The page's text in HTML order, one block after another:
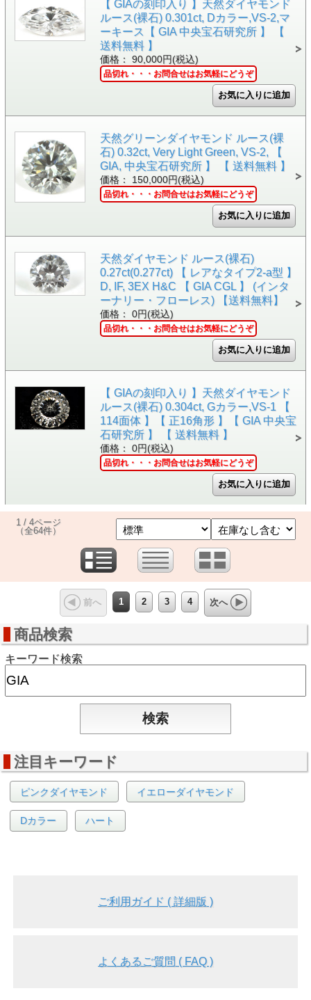
【 GIAの刻印入り 】天然ダイヤモンド
ルース(裸石) 0.301ct, Dカラー,VS-2,マ
ーキース【 GIA 中央宝石研究所 】 【
送料無料 】
価格： 90,000円(税込)
品切れ・・・お問合せはお気軽にどうぞ
天然グリーンダイヤモンド ルース(裸
石) 0.32ct, Very Light Green, VS-2, 【
GIA, 中央宝石研究所 】 【 送料無料 】
価格： 150,000円(税込)
品切れ・・・お問合せはお気軽にどうぞ
天然ダイヤモンド ルース(裸石)
0.27ct(0.277ct) 【 レアなタイプ2-a型 】
D, IF, 3EX H&C 【 GIA CGL 】 (インタ
ーナリー・フローレス) 【送料無料】
価格： 0円(税込)
品切れ・・・お問合せはお気軽にどうぞ
【 GIAの刻印入り 】天然ダイヤモンド
ルース(裸石) 0.304ct, Gカラー,VS-1 【
114面体 】【 正16角形 】【 GIA 中央宝
石研究所 】 【 送料無料 】
価格： 0円(税込)
品切れ・・・お問合せはお気軽にどうぞ
1 / 4ページ
（全64件）
前へ 1 2 3 4 次へ
商品検索
キーワード検索
注目キーワード
ピンクダイヤモンド イエローダイヤモンド
Dカラー ハート
ご利用ガイド ( 詳細版 )
よくあるご質問 ( FAQ )